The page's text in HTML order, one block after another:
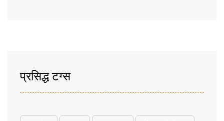
प्रसिद्ध टग्स